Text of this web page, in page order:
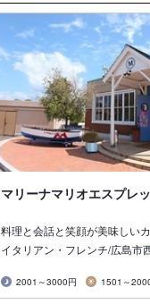
マリーナマリオエスプレ
料理と会話と笑顔が美味しい
イタリアン・フレンチ/広島市
2001～3000円 1501～